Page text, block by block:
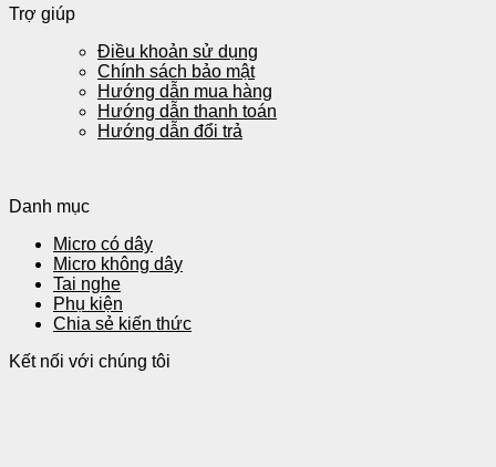
Trợ giúp
Điều khoản sử dụng
Chính sách bảo mật
Hướng dẫn mua hàng
Hướng dẫn thanh toán
Hướng dẫn đổi trả
Danh mục
Micro có dây
Micro không dây
Tai nghe
Phụ kiện
Chia sẻ kiến thức
Kết nối với chúng tôi